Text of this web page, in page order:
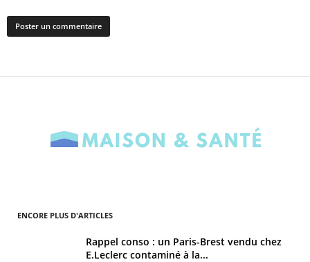
ENCORE PLUS D'ARTICLES
Rappel conso : un Paris-Brest vendu chez
E.Leclerc contaminé à la...